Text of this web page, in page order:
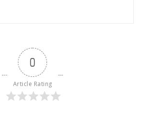
0
Article Rating